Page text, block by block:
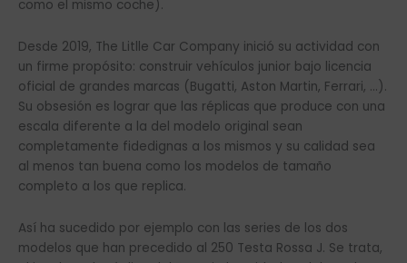
como el mismo coche).
Desde 2019, The Litlle Car Company inició su actividad con
un firme propósito: construir vehículos junior bajo licencia
oficial de grandes marcas (Bugatti, Aston Martin, Ferrari, …).
Su obsesión es lograr que las réplicas que produce con una
escala diferente a la del modelo original sean
completamente fidedignas a los mismos y su calidad sea
al menos tan buena como los modelos de tamaño
completo a los que replica.
Así ha sucedido por ejemplo con las series de los dos
modelos que han precedido al 250 Testa Rossa J. Se trata,